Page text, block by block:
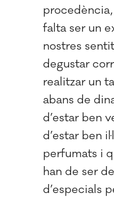
falta ser un
nostres
degustar
realitzar un
abans de
d’estar ben
d’estar ben
perfumats i
han de ser
d’especials